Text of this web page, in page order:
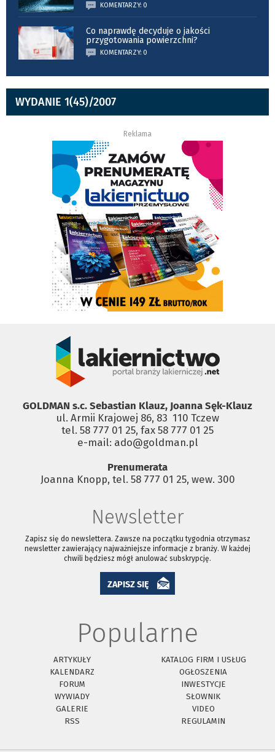
KOMENTARZY: 0
Co naprawdę decyduje o jakości
przygotowania powierzchni?
KOMENTARZY: 0
WYDANIE 1(45)/2007
Reklama
GOLDMAN s.c. Sebastian Klauz, Joanna Sęk-Klauz
ul. Armii Krajowej 86, 83 ­ 110 Tczew
tel. 58 777 01 25, fax 58 777 01 25
e-mail: ado@goldman.pl
Prenumerata
Joanna Knopp, tel. 58 777 01 25, wew. 300
Newsletter
Zapisz się do newslettera. Zawsze na początku tygodnia otrzymasz
newsletter zawierający najważniejsze informacje z branży. W każdej
chwili będziesz mógł anulować subskrypcję.
ZAPISZ SIĘ
Popularne
ARTYKUŁY
KATALOG FIRM I USŁUG
KALENDARZ
OGŁOSZENIA
FORUM
INWESTYCJE
WYWIADY
SŁOWNIK
GALERIE
VIDEO
RSS
REGULAMIN